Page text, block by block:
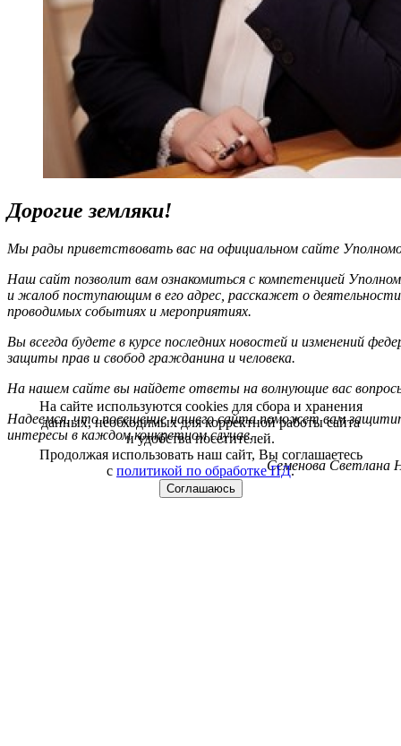
Дорогие земляки!
Мы рады приветствовать вас на официальном сайте
Наш сайт позволит вам ознакомиться с компетенцией
и жалоб поступающим в его адрес, расскажет о
проводимых событиях и мероприятиях.
Вы всегда будете в курсе последних новостей и изменений
защиты прав и свобод гражданина и человека.
На нашем сайте вы найдете ответы на волнующие вас
Надеемся, что посещение нашего сайта поможет вам
интересы в каждом конкретном случае.
Семенова Светлана
На сайте используются cookies для сбора и хранения
данных, необходимых для корректной работы сайта
и удобства посетителей.
Продолжая использовать наш сайт, Вы соглашаетесь
с политикой по обработке ПД.
Соглашаюсь